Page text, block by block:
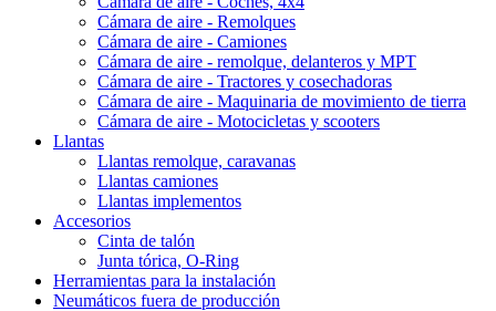
Cámara de aire - Remolques
Cámara de aire - Camiones
Cámara de aire - remolque, delanteros y MPT
Cámara de aire - Tractores y cosechadoras
Cámara de aire - Maquinaria de movimiento de tierra
Cámara de aire - Motocicletas y scooters
Llantas
Llantas remolque, caravanas
Llantas camiones
Llantas implementos
Accesorios
Cinta de talón
Junta tórica, O-Ring
Herramientas para la instalación
Neumáticos fuera de producción